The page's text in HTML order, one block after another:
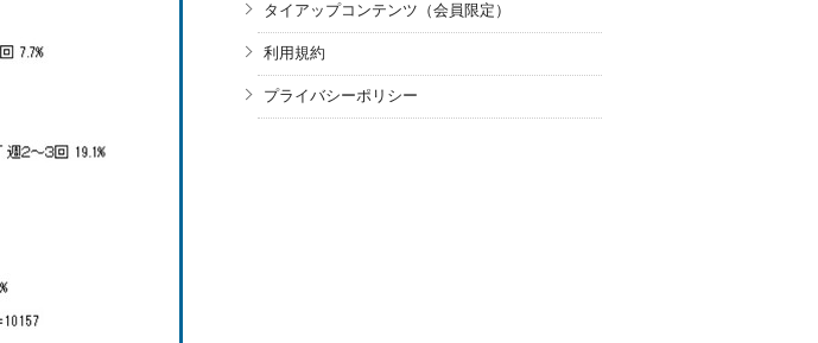
タイアップコンテンツ（会員限定）
利用規約
プライバシーポリシー